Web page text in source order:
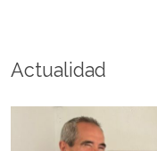
Actualidad